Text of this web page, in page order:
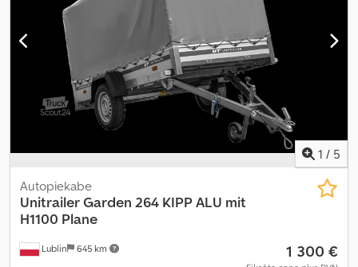
1 / 5
Lublin 645 km
Autopiekabe
UnitrailerGarden 264 KIPP ALU mit
H1100 Plane
1 300 €